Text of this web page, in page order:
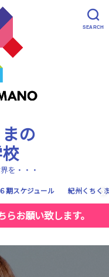
SEARCH
の
を・・・
期スケジュール 紀州くちく
お願い致します。